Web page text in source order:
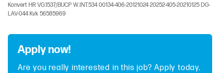
Konvert HR VG.1537/BUCP W.INT.534 00134-406-20121024 20252-405-20210125 DG-
LAV-044 Kvk 56585969
Apply now!
Are you really interested in this job? Apply today.